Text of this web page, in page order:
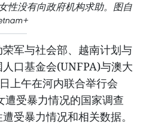
性没有向政府机构求助。图自
军与社会部、越南计划与
口基金会(UNFPA)与澳大
上午在河内联合举行会
受暴力情况的国家调查
受暴力情况和相关数据。